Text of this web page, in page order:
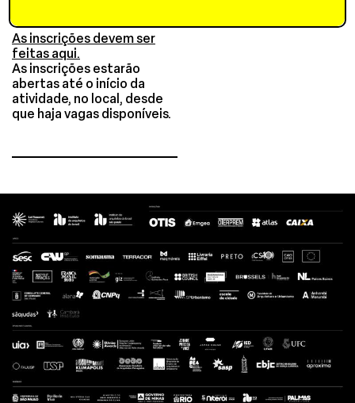
As inscrições devem ser
feitas aqui.
As inscrições estarão
abertas até o início da
atividade, no local, desde
que haja vagas disponíveis.